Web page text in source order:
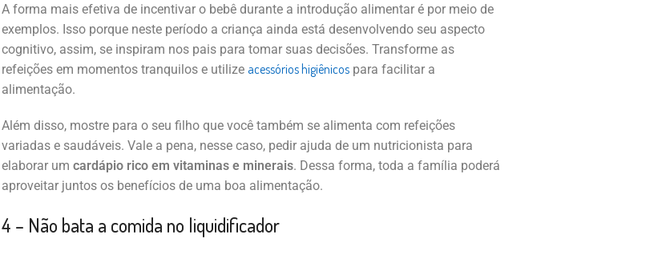
A forma mais efetiva de incentivar o bebê durante a introdução alimentar é por meio de
exemplos. Isso porque neste período a criança ainda está desenvolvendo seu aspecto
cognitivo, assim, se inspiram nos pais para tomar suas decisões. Transforme as
refeições em momentos tranquilos e utilize acessórios higiênicospara facilitar a
alimentação.
Além disso, mostre para o seu filho que você também se alimenta com refeições
variadas e saudáveis. Vale a pena, nesse caso, pedir ajuda de um nutricionista para
elaborar um cardápio rico em vitaminas e minerais. Dessa forma, toda a família poderá
aproveitar juntos os benefícios de uma boa alimentação.
4 – Não bata a comida no liquidificador